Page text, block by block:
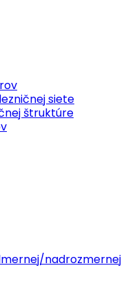
siete
štruktúre
nadrozmernej